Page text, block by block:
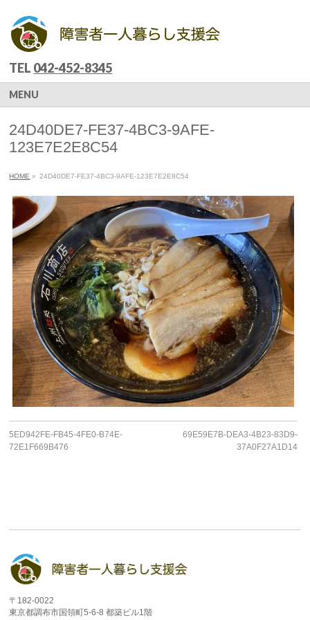
TEL 042-452-8345
MENU
24D40DE7-FE37-4BC3-9AFE-
123E7E2E8C54
HOME » 24D40DE7-FE37-4BC3-9AFE-123E7E2E8C54
5ED942FE-FB45-4FE0-B74E-
72E1F669B476
69E59E7B-DEA3-4B23-83D9-
37A0F27A1D14
〒182-0022
東京都調布市国領町5-6-8 都築ビル1階